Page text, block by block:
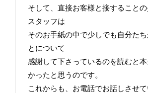
そして、直接お客様と接すること
スタッフは
そのお手紙の中で少しでも自分たち
とについて
感謝して下さっているのを読むと
かったと思うのです。
これからも、お電話でお話しさせ